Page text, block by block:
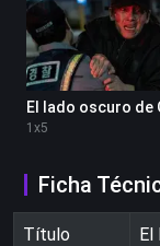
1 x5
Ficha
Título El